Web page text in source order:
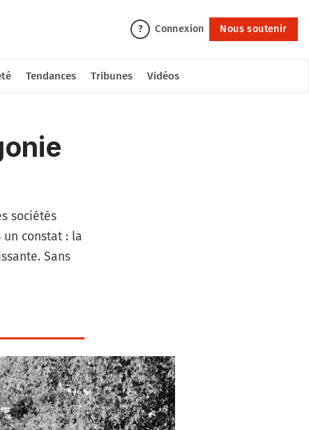
? Connexion Nous soutenir
Tendances Tribunes Vidéos
sociétés
un constat : la
Sans